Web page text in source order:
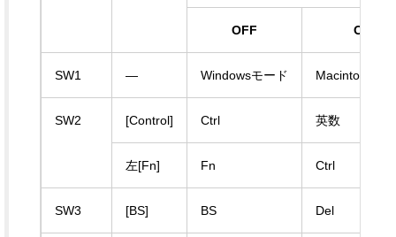
OFF ON
SW1 — Windowsモード Macintoshモ
SW2 [Control] Ctrl 英数
左[Fn] Fn Ctrl
SW3 [BS] BS Del